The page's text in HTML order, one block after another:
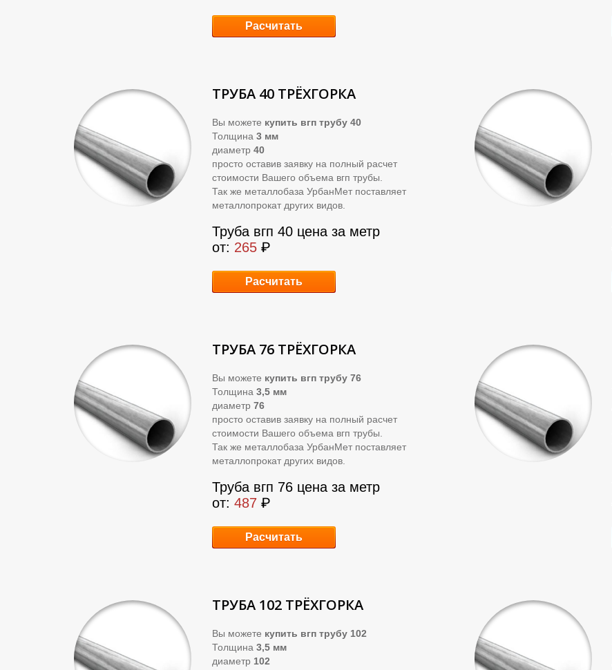
Расчитать
ТРУБА 40 ТРЁХГОРКА
Вы можете купить вгп трубу 40
Толщина 3 мм
диаметр 40
просто оставив заявку на полный расчет
стоимости Вашего объема вгп трубы.
Так же металлобаза УрбанМет поставляет
металлопрокат других видов.
Труба вгп 40 цена за метр
от: 265 ₽
Расчитать
ТРУБА 76 ТРЁХГОРКА
Вы можете купить вгп трубу 76
Толщина 3,5 мм
диаметр 76
просто оставив заявку на полный расчет
стоимости Вашего объема вгп трубы.
Так же металлобаза УрбанМет поставляет
металлопрокат других видов.
Труба вгп 76 цена за метр
от: 487 ₽
Расчитать
ТРУБА 102 ТРЁХГОРКА
Вы можете купить вгп трубу 102
Толщина 3,5 мм
диаметр 102